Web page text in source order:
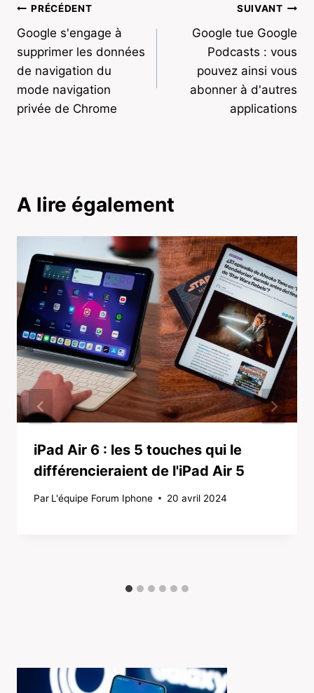
Navigation
de
l’article
PRÉCÉDENT
Google s'engage à
supprimer les données
de navigation du
mode navigation
privée de Chrome
SUIVANT
Google tue Google
Podcasts : vous
pouvez ainsi vous
abonner à d'autres
applications
A lire également
iPad Air 6 : les 5 touches qui le
différencieraient de l'iPad Air 5
Par L'équipe Forum Iphone 20 avril 2024